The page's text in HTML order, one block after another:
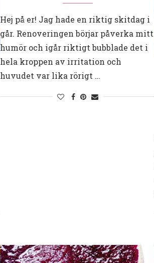
Hej på er! Jag hade en riktig skitdag i
går. Renoveringen börjar påverka mitt
humör och igår riktigt bubblade det i
hela kroppen av irritation och
huvudet var lika rörigt …